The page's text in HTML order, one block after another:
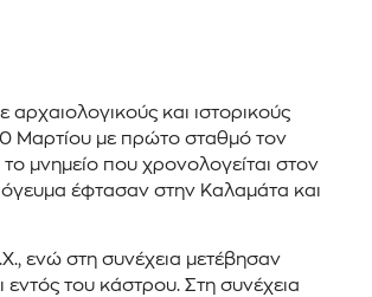
και ιστορικούς
30 Μαρτίου με πρώτο σταθμό τον
μνημείο που χρονολογείται στον
έφτασαν στην Καλαμάτα και
ενώ στη συνέχεια μετέβησαν
του κάστρου. Στη συνέχεια